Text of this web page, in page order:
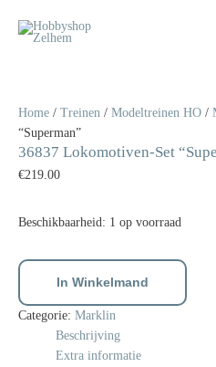
naar
Home / Treinen / Modeltreinen HO /
“Superman”
36837 Lokomotiven-Set
€219.00
Beschikbaarheid: 1 op voorraad
Set
"Superman"
aantal
In Winkelmand
Categorie: Marklin
Beschrijving
Extra informatie